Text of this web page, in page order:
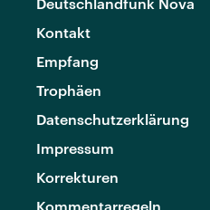
Kontakt
Empfang
Trophäen
Datenschutzerklärung
Impressum
Korrekturen
Kommentarregeln